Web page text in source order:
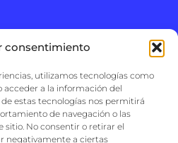
consentimiento
utilizamos tecnologías como
acceder a la información del
estas tecnologías nos permitirá
de navegación o las
sitio. No consentir o retirar el
negativamente a ciertas
de cookies
de datos